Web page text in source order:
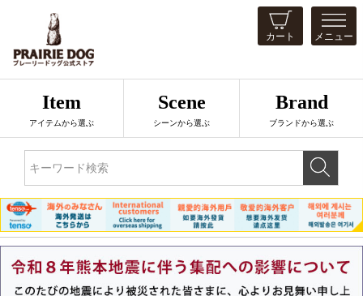
カート メニュー
Item
アイテムから選ぶ
Scene
シーンから選ぶ
Brand
ブランドから選ぶ